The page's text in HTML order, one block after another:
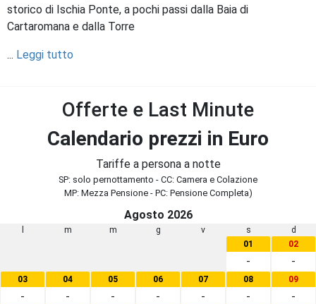
storico di Ischia Ponte, a pochi passi dalla Baia di
Cartaromana e dalla Torre
... Leggi tutto
Offerte e Last Minute
Calendario prezzi in Euro
Tariffe a persona a notte
SP: solo pernottamento - CC: Camera e Colazione
MP: Mezza Pensione - PC: Pensione Completa)
Agosto 2026
m m g v s
d
01
-
02
-
03
-
04
-
05
-
06
-
07
-
08
-
09
-